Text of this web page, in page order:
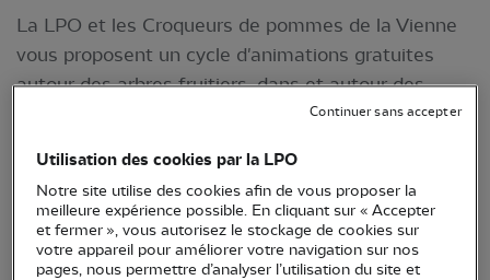
La LPO et les Croqueurs de pommes de la Vienne
vous proposent un cycle d'animations gratuites
autour des arbres fruitiers, dans et autour des
Utilisation des cookies par la LPO
Notre site utilise des cookies afin de vous proposer la
meilleure expérience possible. En cliquant sur « Accepter
et fermer », vous autorisez le stockage de cookies sur
votre appareil pour améliorer votre navigation sur nos
pages, nous permettre d’analyser l’utilisation du site et
Continuer sans accepter